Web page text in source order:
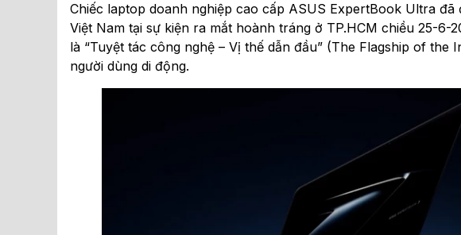
Chiếc laptop doanh nghiệp cao cấp ASUS ExpertBook Ultra
Việt Nam tại sự kiện ra mắt hoành tráng ở TP.HCM chiều 25-6-
là “Tuyệt tác công nghệ – Vị thế dẫn đầu” (The Flagship of
người dùng di động.